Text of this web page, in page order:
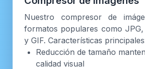
Nuestro compresor de
formatos populares como JPG,
y GIF. Características
Reducción de tamaño
calidad visual